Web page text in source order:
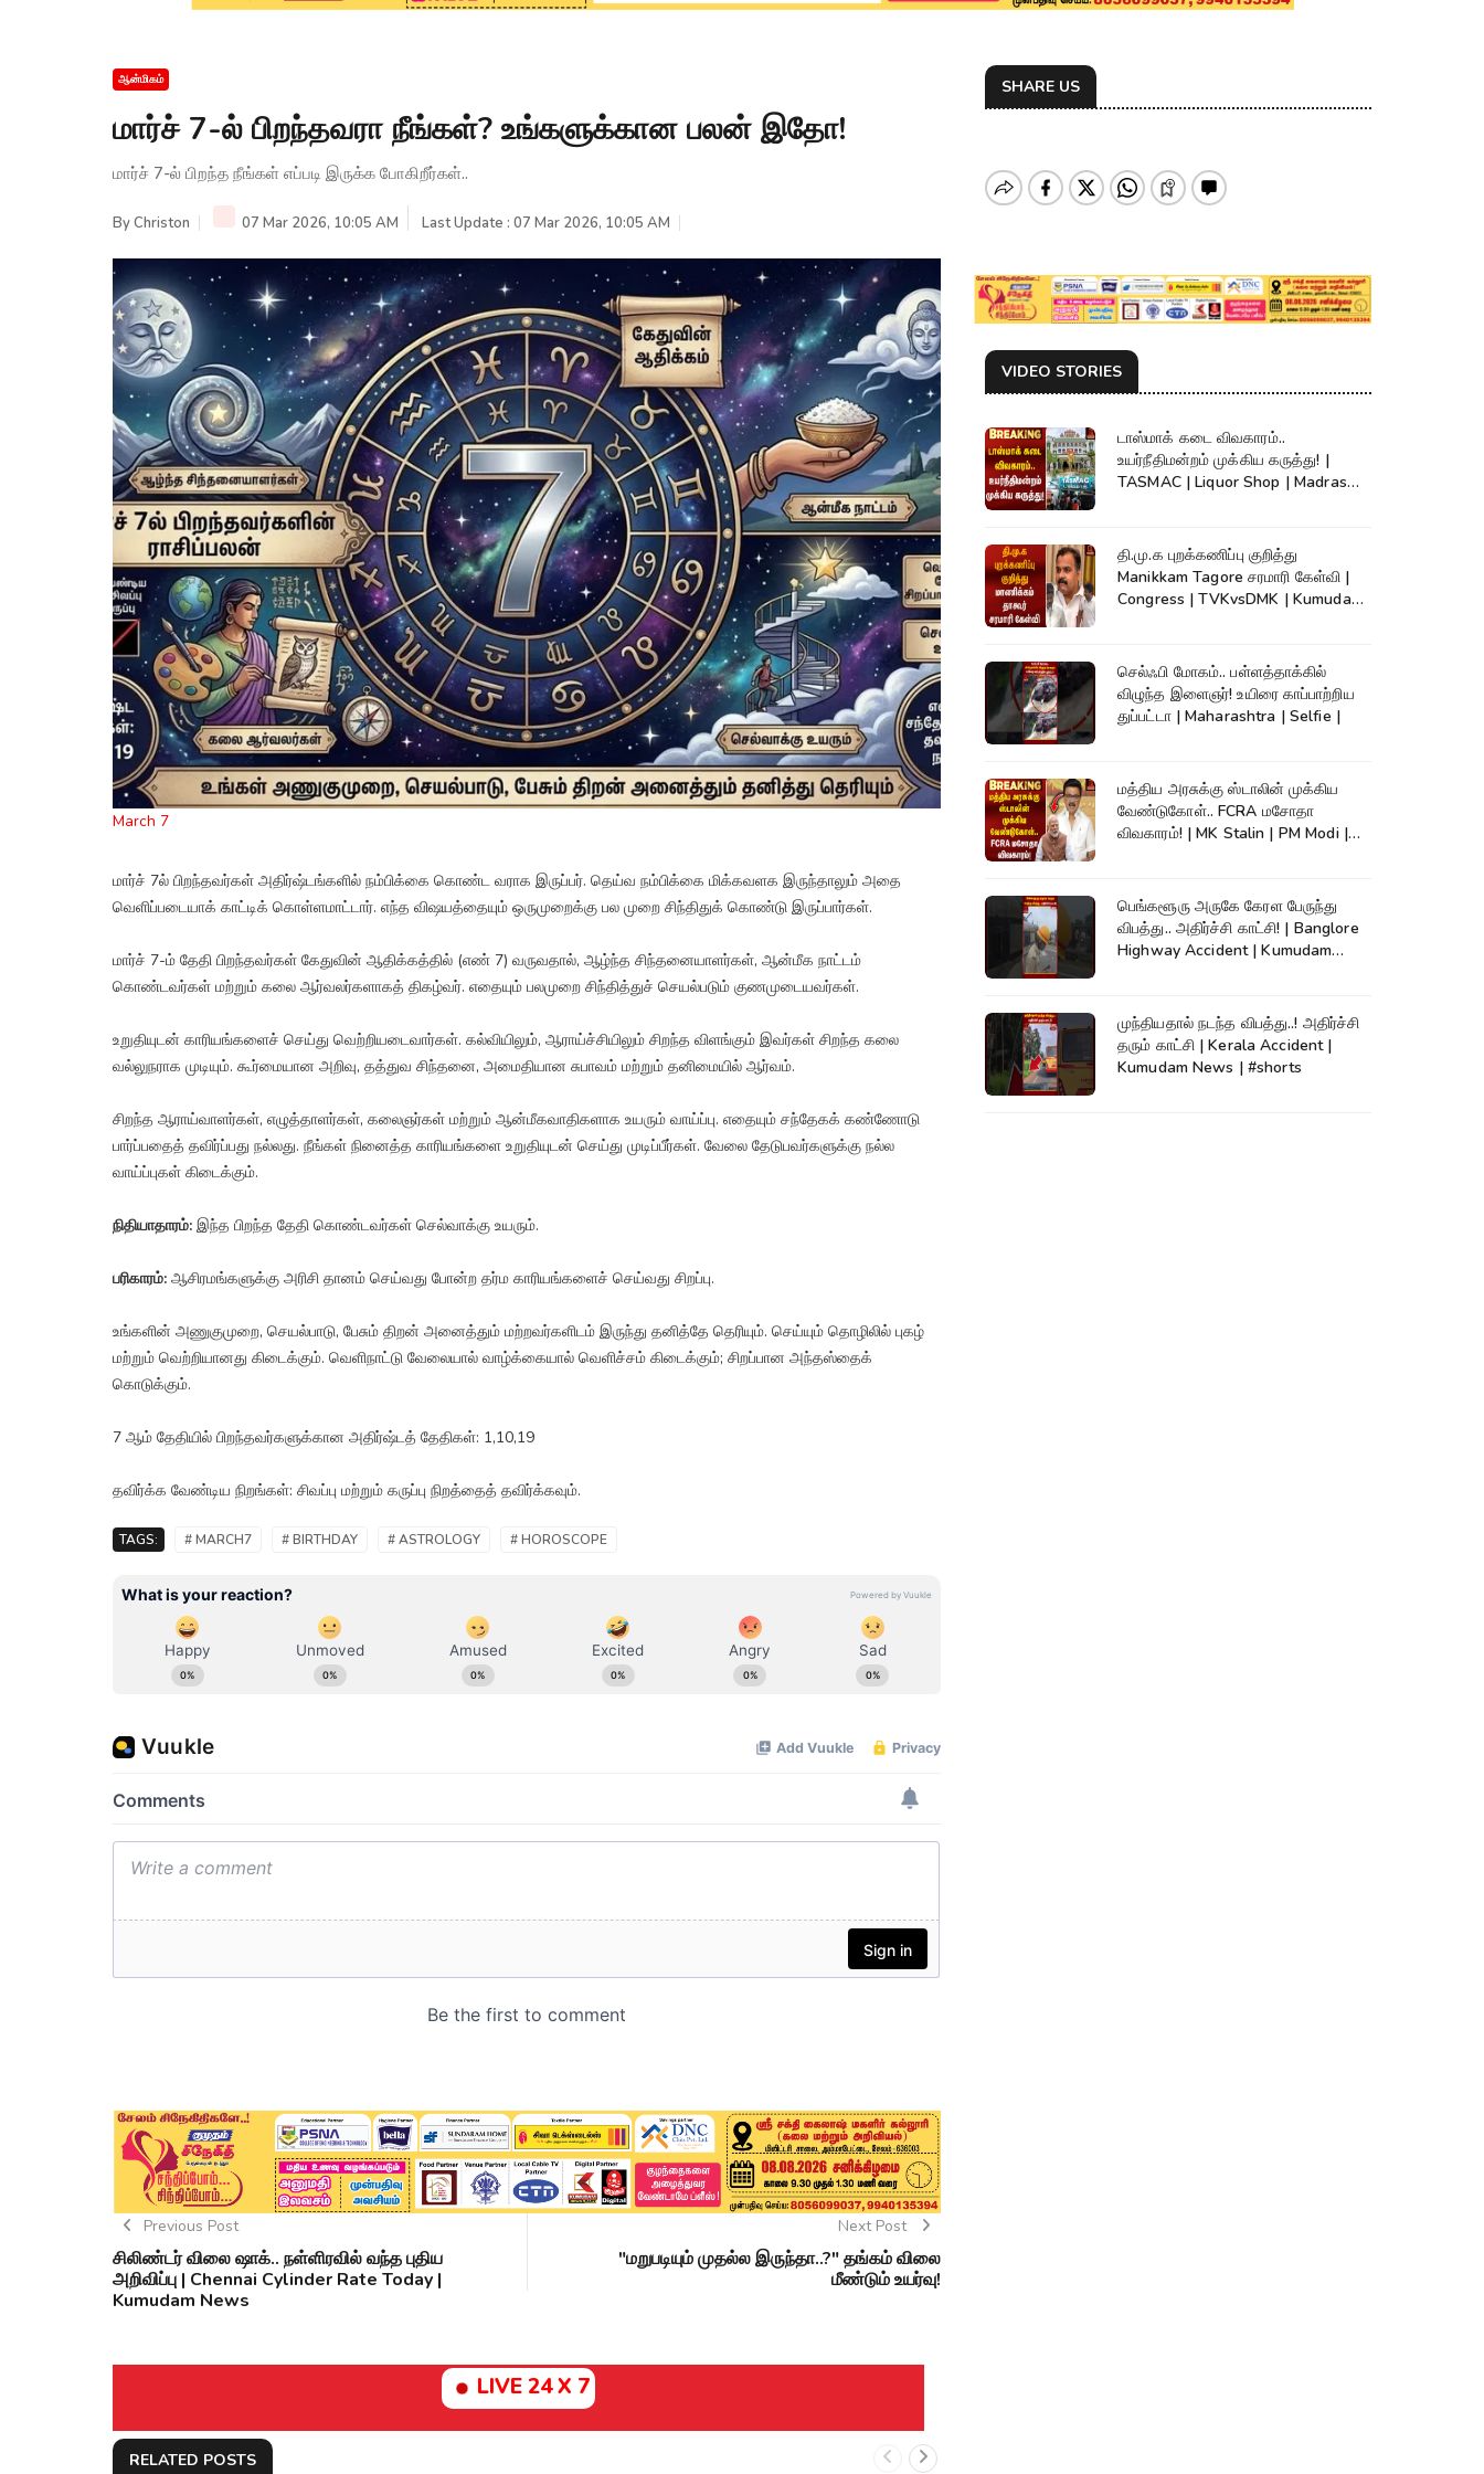
ஆன்மிகம்
மார்ச் 7-ல் பிறந்தவரா நீங்கள்? உங்களுக்கான பலன் இதோ!
மார்ச் 7-ல் பிறந்த நீங்கள் எப்படி இருக்க போகிறீர்கள்..
ByChriston 07 Mar 2026, 10:05 AM Last Update : 07 Mar 2026, 10:05 AM
March 7
மார்ச் 7ல் பிறந்தவர்கள் அதிர்ஷ்டங்களில் நம்பிக்கை கொண்ட வராக இருப்பர். தெய்வ நம்பிக்கை மிக்கவளக இருந்தாலும் அதை
வெளிப்படையாக் காட்டிக் கொள்ளமாட்டார். எந்த விஷயத்தையும் ஒருமுறைக்கு பல முறை சிந்திதுக் கொண்டு இருப்பார்கள்.
மார்ச் 7-ம் தேதி பிறந்தவர்கள் கேதுவின் ஆதிக்கத்தில் (எண் 7) வருவதால், ஆழ்ந்த சிந்தனையாளர்கள், ஆன்மீக நாட்டம்
கொண்டவர்கள் மற்றும் கலை ஆர்வலர்களாகத் திகழ்வர். எதையும் பலமுறை சிந்தித்துச் செயல்படும் குணமுடையவர்கள்.
உறுதியுடன் காரியங்களைச் செய்து வெற்றியடைவார்கள். கல்வியிலும், ஆராய்ச்சியிலும் சிறந்த விளங்கும் இவர்கள் சிறந்த கலை
வல்லுநராக முடியும். கூர்மையான அறிவு, தத்துவ சிந்தனை, அமைதியான சுபாவம் மற்றும் தனிமையில் ஆர்வம்.
சிறந்த ஆராய்வாளர்கள், எழுத்தாளர்கள், கலைஞர்கள் மற்றும் ஆன்மீகவாதிகளாக உயரும் வாய்ப்பு. எதையும் சந்தேகக் கண்ணோடு
பார்ப்பதைத் தவிர்ப்பது நல்லது. நீங்கள் நினைத்த காரியங்களை உறுதியுடன் செய்து முடிப்பீர்கள். வேலை தேடுபவர்களுக்கு நல்ல
வாய்ப்புகள் கிடைக்கும்.
நிதியாதாரம்: இந்த பிறந்த தேதி கொண்டவர்கள் செல்வாக்கு உயரும்.
பரிகாரம்: ஆசிரமங்களுக்கு அரிசி தானம் செய்வது போன்ற தர்ம காரியங்களைச் செய்வது சிறப்பு.
உங்களின் அணுகுமுறை, செயல்பாடு, பேசும் திறன் அனைத்தும் மற்றவர்களிடம் இருந்து தனித்தே தெரியும். செய்யும் தொழிலில் புகழ்
மற்றும் வெற்றியானது கிடைக்கும். வெளிநாட்டு வேலையால் வாழ்க்கையால் வெளிச்சம் கிடைக்கும்; சிறப்பான அந்தஸ்தைக்
கொடுக்கும்.
7 ஆம் தேதியில் பிறந்தவர்களுக்கான அதிர்ஷ்டத் தேதிகள்: 1,10,19
தவிர்க்க வேண்டிய நிறங்கள்: சிவப்பு மற்றும் கருப்பு நிறத்தைத் தவிர்க்கவும்.
TAGS: # MARCH7 # BIRTHDAY # ASTROLOGY # HOROSCOPE
Previous Post
சிலிண்டர் விலை ஷாக்.. நள்ளிரவில் வந்த புதிய
அறிவிப்பு | Chennai Cylinder Rate Today |
Kumudam News
Next Post
"மறுபடியும் முதல்ல இருந்தா..?" தங்கம் விலை
மீண்டும் உயர்வு!
LIVE 24 X 7
RELATED POSTS
SHARE US
VIDEO STORIES
டாஸ்மாக் கடை விவகாரம்..
உயர்நீதிமன்றம் முக்கிய கருத்து! |
TASMAC | Liquor Shop | Madras
தி.மு.க புறக்கணிப்பு குறித்து
Manikkam Tagore சரமாரி கேள்வி |
Congress | TVKvsDMK | Kumudam
செல்ஃபி மோகம்.. பள்ளத்தாக்கில்
விழுந்த இளைஞர்! உயிரை காப்பாற்றிய
துப்பட்டா | Maharashtra | Selfie |
மத்திய அரசுக்கு ஸ்டாலின் முக்கிய
வேண்டுகோள்.. FCRA மசோதா
விவகாரம்! | MK Stalin | PM Modi |
பெங்களூரு அருகே கேரள பேருந்து
விபத்து.. அதிர்ச்சி காட்சி! | Banglore
Highway Accident | Kumudam
முந்தியதால் நடந்த விபத்து..! அதிர்ச்சி
தரும் காட்சி | Kerala Accident |
Kumudam News | #shorts